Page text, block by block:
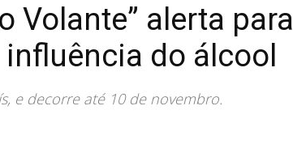
Volante” alerta para
do álcool
e decorre até 10 de novembro.